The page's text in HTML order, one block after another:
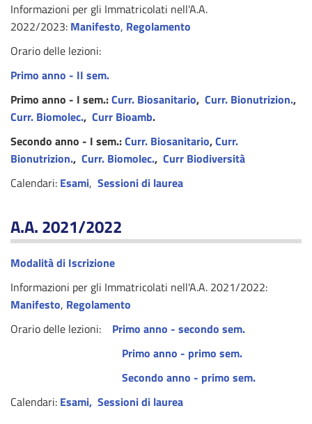
Informazioni per gli Immatricolati nell'A.A.
2022/2023: Manifesto, Regolamento
Orario delle lezioni:
Primo anno - II sem.
Primo anno - I sem.:Curr. Biosanitario, Curr. Bionutrizion.,
Curr. Biomolec., Curr Bioamb.
Secondo anno - I sem.:Curr. Biosanitario,Curr.
Bionutrizion., Curr. Biomolec., Curr Biodiversità
Calendari: Esami, Sessioni di laurea
A.A. 2021/2022
Modalità di Iscrizione
Informazioni per gli Immatricolati nell'A.A. 2021/2022:
Manifesto, Regolamento
Orario delle lezioni: Primo anno - secondo sem.
Primo anno - primo sem.
Secondo anno - primo sem.
Calendari: Esami, Sessioni di laurea